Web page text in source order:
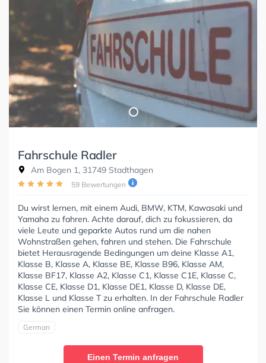
Fahrschule Radler
Am Bogen 1, 31749 Stadthagen
59 Bewertungen
Du wirst lernen, mit einem Audi, BMW, KTM, Kawasaki und
Yamaha zu fahren. Achte darauf, dich zu fokussieren, da
viele Leute und geparkte Autos rund um die nahen
Wohnstraßen gehen, fahren und stehen. Die Fahrschule
bietet Herausragende Bedingungen um deine Klasse A1,
Klasse B, Klasse A, Klasse BE, Klasse B96, Klasse AM,
Klasse BF17, Klasse A2, Klasse C1, Klasse C1E, Klasse C,
Klasse CE, Klasse D1, Klasse DE1, Klasse D, Klasse DE,
Klasse L und Klasse T zu erhalten. In der Fahrschule Radler
Sie können einen Termin online anfragen.
German
Einen Termin anfragen